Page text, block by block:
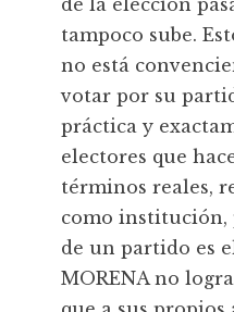
de la elección
tampoco sube.
no está
votar por su
práctica y
electores que
términos reales,
como institución,
de un partido es
MORENA no